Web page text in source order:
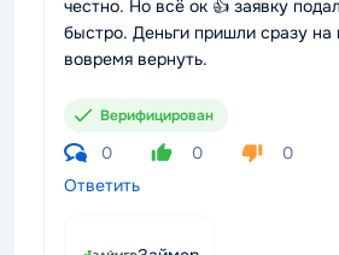
честно. Но всё ок 👍 заявку
быстро. Деньги пришли сразу на
вовремя вернуть.
Верифицирован
0 0
0
Ответить